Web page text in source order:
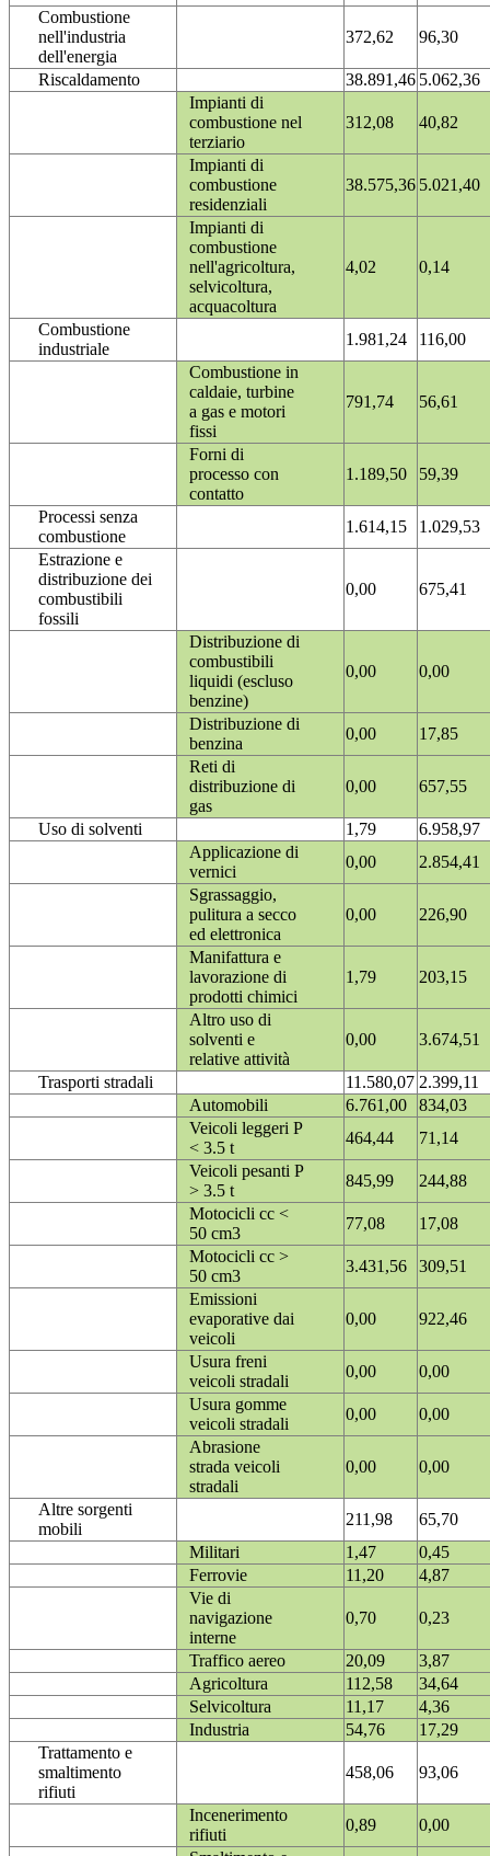
Combustione
nell'industria
dell'energia
372,62 96,30
Riscaldamento 38.891,46 5.062,36
Impianti di
combustione nel
terziario
312,08 40,82
Impianti di
combustione
residenziali
38.575,36 5.021,40
Impianti di
combustione
nell'agricoltura,
selvicoltura,
acquacoltura
4,02 0,14
Combustione
industriale
1.981,24
116,00
Combustione in
caldaie, turbine
a gas e motori
fissi
791,74 56,61
Forni di
processo con
contatto
1.189,50 59,39
Processi senza
combustione
1.614,15
1.029,53
Estrazione e
distribuzione dei
combustibili
fossili
0,00 675,41
Distribuzione di
combustibili
liquidi (escluso
benzine)
0,00 0,00
Distribuzione di
benzina
0,00
17,85
Reti di
distribuzione di
gas
0,00 657,55
Uso di solventi 1,79
6.958,97
Applicazione di
vernici
0,00
2.854,41
Sgrassaggio,
pulitura a secco
ed elettronica
0,00 226,90
Manifattura e
lavorazione di
prodotti chimici
1,79 203,15
Altro uso di
solventi e
relative attività
0,00 3.674,51
Trasporti stradali 11.580,07 2.399,11
Automobili
6.761,00
834,03
Veicoli leggeri P
< 3.5 t
464,44
71,14
Veicoli pesanti P
> 3.5 t
845,99
244,88
Motocicli cc <
50 cm3
77,08
17,08
Motocicli cc >
50 cm3
3.431,56
309,51
Emissioni
evaporative dai
veicoli
0,00 922,46
Usura freni
veicoli stradali
0,00
0,00
Usura gomme
veicoli stradali
0,00
0,00
Abrasione
strada veicoli
stradali
0,00 0,00
Altre sorgenti
mobili
211,98
65,70
Militari
1,47
0,45
Ferrovie
11,20
4,87
Vie di
navigazione
interne
0,70 0,23
Traffico aereo 20,09
3,87
Agricoltura
112,58
34,64
Selvicoltura
11,17
4,36
Industria
54,76
17,29
Trattamento e
smaltimento
rifiuti
458,06 93,06
Incenerimento
rifiuti
0,89
0,00